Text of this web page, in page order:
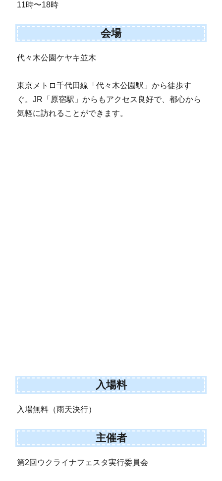
11時〜18時
会場
代々木公園ケヤキ並木
東京メトロ千代田線「代々木公園駅」から徒歩す
ぐ。JR「原宿駅」からもアクセス良好で、都心から
気軽に訪れることができます。
入場料
入場無料（雨天決行）
主催者
第2回ウクライナフェスタ実行委員会